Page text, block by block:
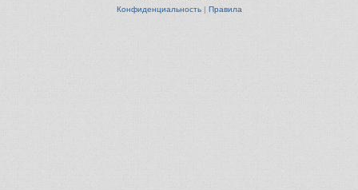
Конфиденциальность| Правила